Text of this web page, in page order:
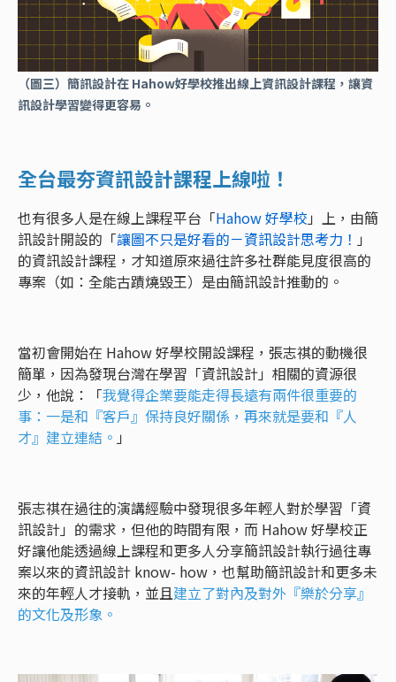
（圖三）簡訊設計在 Hahow好學校推出線上資訊設計課程，讓資
訊設計學習變得更容易。
全台最夯資訊設計課程上線啦！
也有很多人是在線上課程平台「Hahow 好學校 」上，由簡
訊設計開設的「讓圖不只是好看的－資訊設計思考力！ 」
的資訊設計課程，才知道原來過往許多社群能見度很高的
專案（如：全能古蹟燒毀王）是由簡訊設計推動的。
當初會開始在 Hahow 好學校開設課程，張志祺的動機很
簡單，因為發現台灣在學習「資訊設計」相關的資源很
少，他說：「我覺得企業要能走得長遠有兩件很重要的
事：一是和『客戶』保持良好關係，再來就是要和『人
才』建立連結。 」
張志祺在過往的演講經驗中發現很多年輕人對於學習「資
訊設計」的需求，但他的時間有限，而 Hahow 好學校正
好讓他能透過線上課程和更多人分享簡訊設計執行過往專
案以來的資訊設計 know- how，也幫助簡訊設計和更多未
來的年輕人才接軌，並且建立了對內及對外『樂於分享』
的文化及形象。